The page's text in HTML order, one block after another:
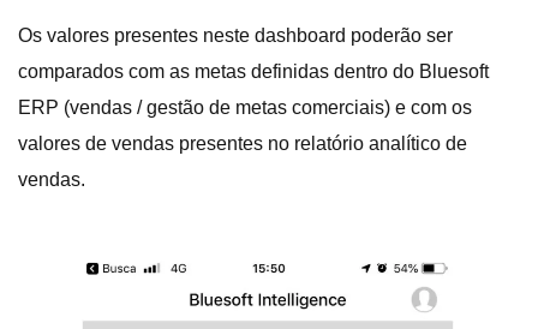
Os valores presentes neste dashboard poderão ser
comparados com as metas definidas dentro do Bluesoft
ERP (vendas / gestão de metas comerciais) e com os
valores de vendas presentes no relatório analítico de
vendas.